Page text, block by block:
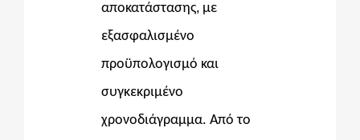
αποκατάστασης, με
εξασφαλισμένο
προϋπολογισμό και
συγκεκριμένο
χρονοδιάγραμμα. Από το